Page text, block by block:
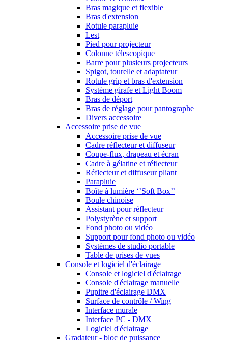
Bras magique et flexible
Bras d'extension
Rotule parapluie
Lest
Pied pour projecteur
Colonne télescopique
Barre pour plusieurs projecteurs
Spigot, tourelle et adaptateur
Rotule grip et bras d'extension
Système girafe et Light Boom
Bras de déport
Bras de réglage pour pantographe
Divers accessoire
Accessoire prise de vue
Accessoire prise de vue
Cadre réflecteur et diffuseur
Coupe-flux, drapeau et écran
Cadre à gélatine et réflecteur
Réflecteur et diffuseur pliant
Parapluie
Boîte à lumière ‘’Soft Box’’
Boule chinoise
Assistant pour réflecteur
Polystyrène et support
Fond photo ou vidéo
Support pour fond photo ou vidéo
Systèmes de studio portable
Table de prises de vues
Console et logiciel d'éclairage
Console et logiciel d'éclairage
Console d'éclairage manuelle
Pupitre d'éclairage DMX
Surface de contrôle / Wing
Interface murale
Interface PC - DMX
Logiciel d'éclairage
Gradateur - bloc de puissance